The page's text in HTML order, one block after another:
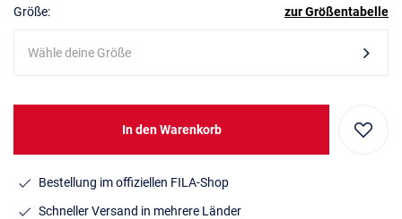
Größe: zur Größentabelle
Wähle deine Größe
In den Warenkorb
Bestellung im offiziellen FILA-Shop
Schneller Versand in mehrere Länder